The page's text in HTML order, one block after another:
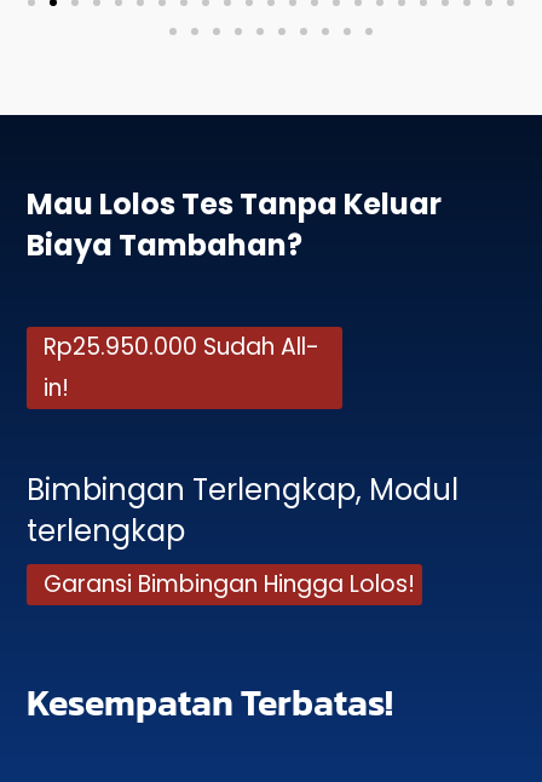
Mau Lolos Tes Tanpa Keluar
Biaya Tambahan?
Rp25.950.000 Sudah All-
in!
Bimbingan Terlengkap, Modul
terlengkap
Garansi Bimbingan Hingga Lolos!
Kesempatan Terbatas!